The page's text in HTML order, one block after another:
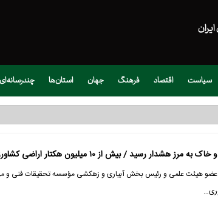
سیاست اقتصاد فرهنگ جهان استان‌ها چندرسانه‌ای
هشدار رسید / بیش از ۱۰ میلیون هکتار اراضی کشاورزی در معرض تهدید
عضو هیئت علمی و رئیس بخش آبیاری و زهکشی مؤسسه تحقیقات فنی و